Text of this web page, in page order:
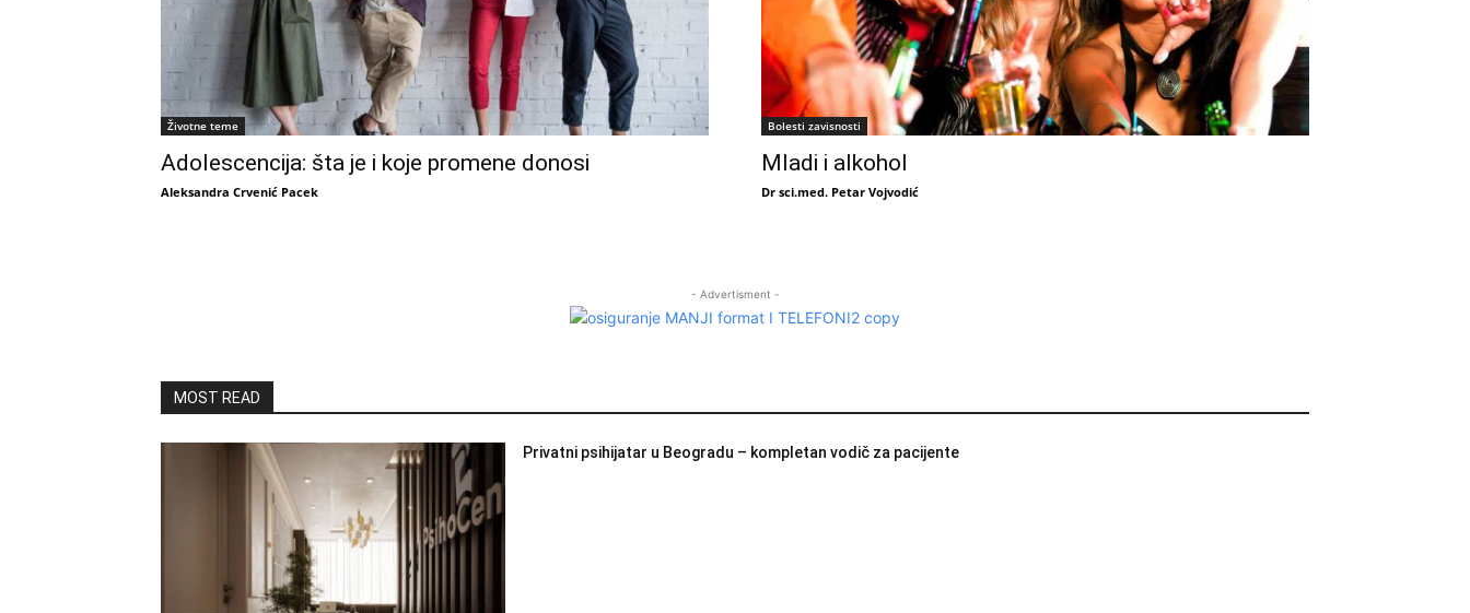
Životne teme
Adolescencija: šta je i koje promene donosi
Aleksandra Crvenić Pacek
Bolesti zavisnosti
Mladi i alkohol
Dr sci.med. Petar Vojvodić
- Advertisment -
MOST READ
Privatni psihijatar u Beogradu – kompletan vodič za pacijente